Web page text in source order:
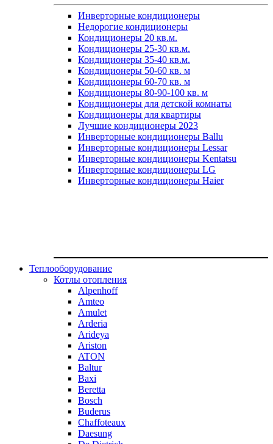
Инверторные кондиционеры
Недорогие кондиционеры
Кондиционеры 20 кв.м.
Кондиционеры 25-30 кв.м.
Кондиционеры 35-40 кв.м.
Кондиционеры 50-60 кв. м
Кондиционеры 60-70 кв. м
Кондиционеры 80-90-100 кв. м
Кондиционеры для детской комнаты
Кондиционеры для квартиры
Лучшие кондиционеры 2023
Инверторные кондиционеры Ballu
Инверторные кондиционеры Lessar
Инверторные кондиционеры Kentatsu
Инверторные кондиционеры LG
Инверторные кондиционеры Haier
Теплооборудование
Котлы отопления
Alpenhoff
Amteo
Amulet
Arderia
Arideya
Ariston
ATON
Baltur
Baxi
Beretta
Bosch
Buderus
Chaffoteaux
Daesung